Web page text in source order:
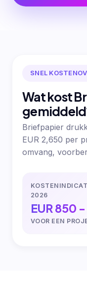
SNEL
Wat kost
Briefpapier
EUR 2,650 per
omvang,
2026
EUR 850
VOOR EEN